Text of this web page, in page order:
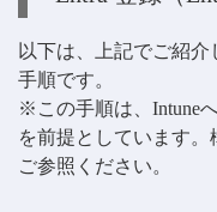
以下は、上記でご紹介
手順です。
※この手順は、Intune
を前提としています。
ご参照ください。